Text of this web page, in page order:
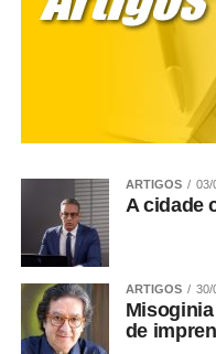
Governo
agricultores
ARTIGOS 03/
A cidade
ARTIGOS 30/
de